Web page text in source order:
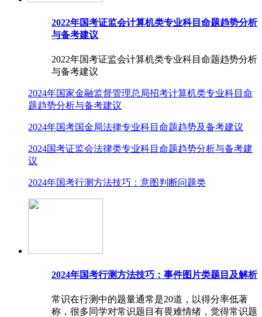
2022年国考证监会计算机类专业科目命题趋势分析
与备考建议
2022年国考证监会计算机类专业科目命题趋势分析
与备考建议
2024年国家金融监督管理总局招考计算机类专业科目命
题趋势分析与备考建议
2024年国考国金局法律专业科目命题趋势及备考建议
2024国考证监会法律类专业科目命题趋势分析与备考建
议
2024年国考行测方法技巧：意图判断问题类
2024年国考行测方法技巧：事件图片类题目及解析
常识在行测中的题量通常是20道，以得分率低著
称，很多同学对常识题目有畏难情绪，觉得常识题